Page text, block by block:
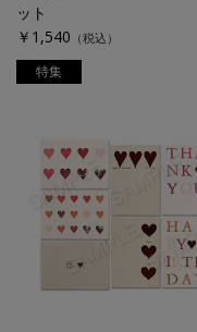
ット
￥1,540 （税込）
特集